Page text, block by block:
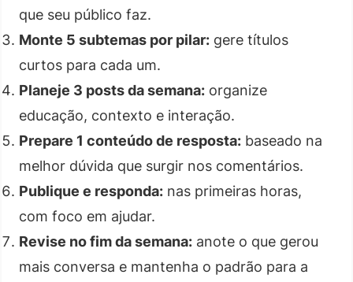
que seu público faz.
Monte 5 subtemas por pilar: gere títulos
curtos para cada um.
Planeje 3 posts da semana: organize
educação, contexto e interação.
Prepare 1 conteúdo de resposta: baseado na
melhor dúvida que surgir nos comentários.
Publique e responda: nas primeiras horas,
com foco em ajudar.
Revise no fim da semana: anote o que gerou
mais conversa e mantenha o padrão para a